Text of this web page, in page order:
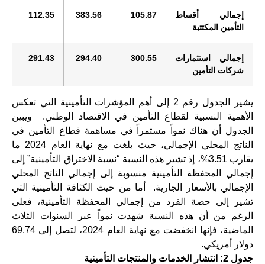
إجمالي أقساط
التأمين المكتتبة
105.87
383.56
112.35
إجمالي استثمارات
شركات التأمين
300.55
294.40
291.43
يشير الجدول رقم 2 إلى أهم المؤشرات التأمينية التي تعكس
الأهمية النسبية لقطاع التأمين في الاقتصاد الوطني. ويبين
الجدول أن هناك نمواً مستمراً في مساهمة قطاع التأمين في
الناتج المحلي الإجمالي، حيث بلغت مع نهاية العام 2024 ما
يقارب 3.51%، إذ تشير هذه النسبة “نسبة الاختراق التأمينية” إلى
إجمالي المحفظة التأمينية منسوبة إلى إجمالي الناتج المحلي
الإجمالي بالأسعار الجارية. أما من حيث الكثافة التأمينية التي
تشير إلى حصة الفرد من إجمالي المحفظة التأمينية، فعلى
الرغم من أن هذه النسبة شهدت نمواً عبر السنوات الثلاث
الماضية، فإنها انخفضت مع نهاية العام 2024، لتصل إلى 69.74
دولار أمريكي.
جدول 2: انتشار الخدمات والمنتجات التأمينية